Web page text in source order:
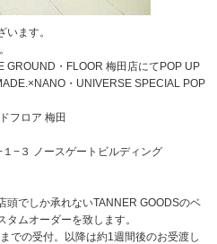
ます。
GROUND・FLOOR 梅田店にてPOP UP
・UNIVERSE SPECIAL POP
フロア 梅田
−３ ノースゲートビルディング
でしか承れないTANNER GOODSのベ
ムオーダーを致します。
での受付。以降は約1週間後のお受渡し